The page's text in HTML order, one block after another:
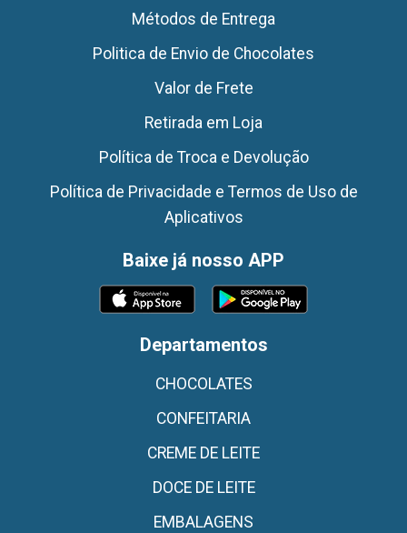
Métodos de Entrega
Politica de Envio de Chocolates
Valor de Frete
Retirada em Loja
Política de Troca e Devolução
Política de Privacidade e Termos de Uso de
Aplicativos
Baixe já nosso APP
Departamentos
CHOCOLATES
CONFEITARIA
CREME DE LEITE
DOCE DE LEITE
EMBALAGENS